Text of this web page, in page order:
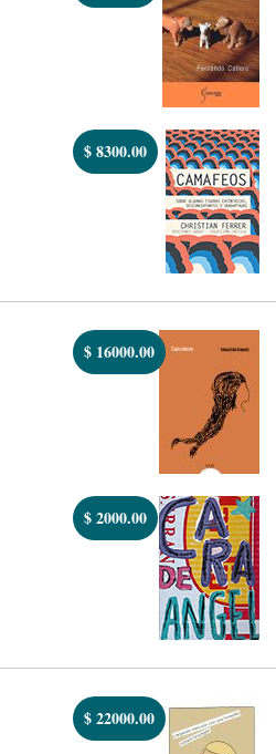
$8300.00
$ 16000.00
$2000.00
$22000.00